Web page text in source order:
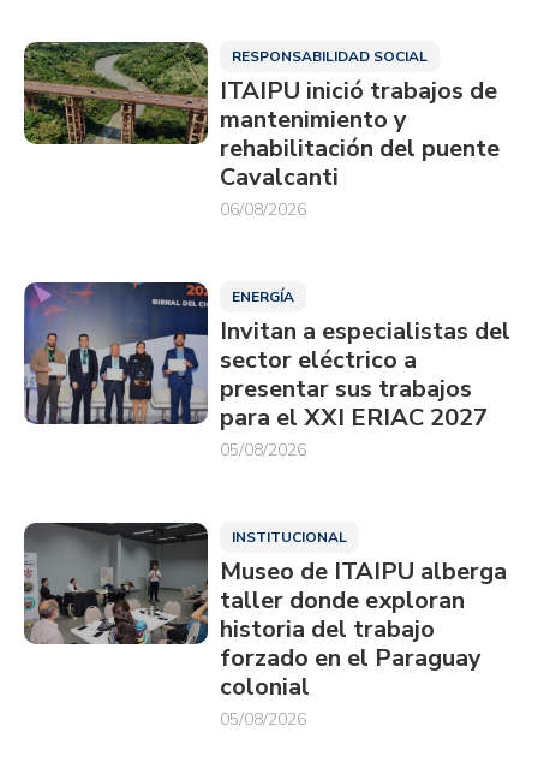
RESPONSABILIDAD SOCIAL
ITAIPU inició trabajos de
mantenimiento y
rehabilitación del puente
Cavalcanti
06/08/2026
ENERGÍA
Invitan a especialistas del
sector eléctrico a
presentar sus trabajos
para el XXI ERIAC 2027
05/08/2026
INSTITUCIONAL
Museo de ITAIPU alberga
taller donde exploran
historia del trabajo
forzado en el Paraguay
colonial
05/08/2026